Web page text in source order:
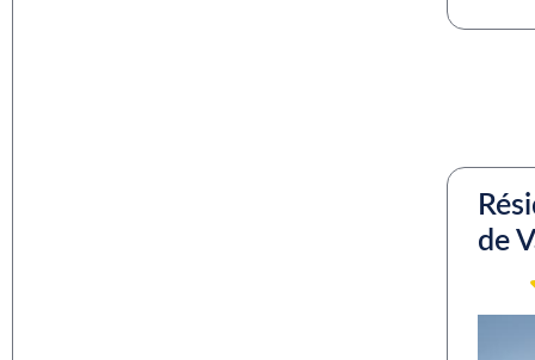
de